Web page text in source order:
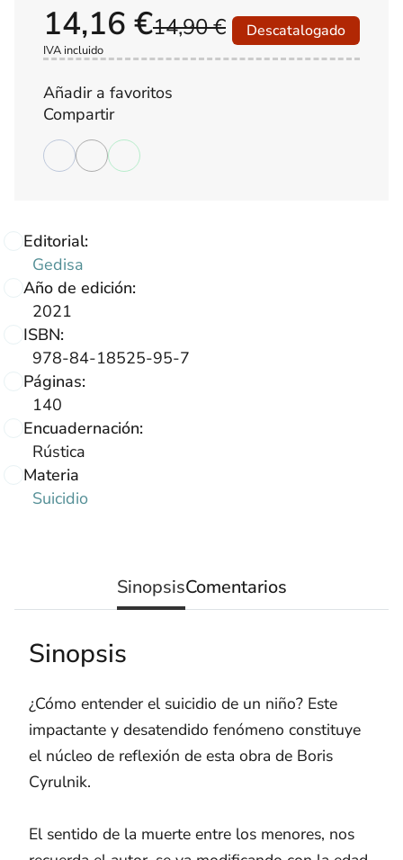
Editorial:
Gedisa
Año de edición:
2021
ISBN:
978-84-18525-95-7
Páginas:
140
Encuadernación:
Rústica
Materia
Suicidio
14,90 €
14,16 €
IVA incluido
Descatalogado
Añadir a favoritos
Compartir
SinopsisComentarios
Sinopsis
¿Cómo entender el suicidio de un niño? Este
impactante y desatendido fenómeno constituye
el núcleo de reflexión de esta obra de Boris
Cyrulnik.
El sentido de la muerte entre los menores, nos